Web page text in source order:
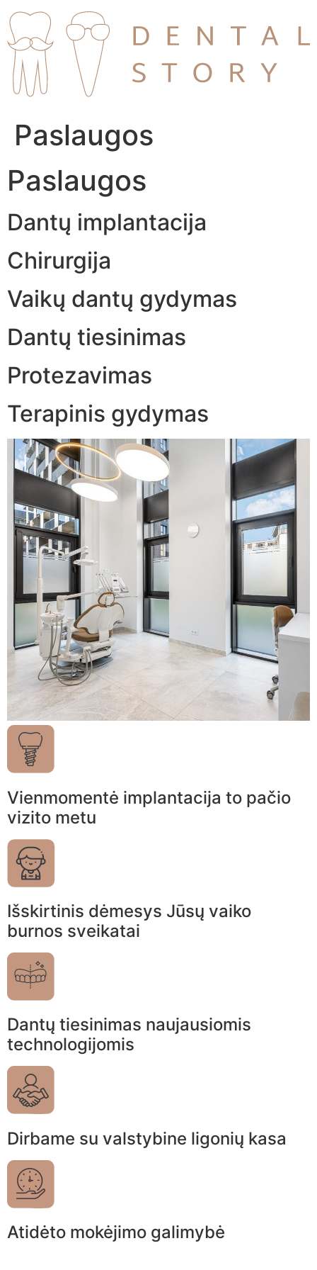
Skip
to
content
Paslaugos
Paslaugos
Dantų implantacija
Chirurgija
Vaikų dantų gydymas
Dantų tiesinimas
Protezavimas
Terapinis gydymas
Vienmomentė implantacija to pačio
vizito metu
Išskirtinis dėmesys Jūsų vaiko
burnos sveikatai
Dantų tiesinimas naujausiomis
technologijomis
Dirbame su valstybine ligonių kasa
Atidėto mokėjimo galimybė